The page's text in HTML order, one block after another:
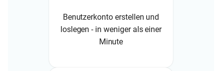
Benutzerkonto erstellen und
loslegen - in weniger als einer
Minute